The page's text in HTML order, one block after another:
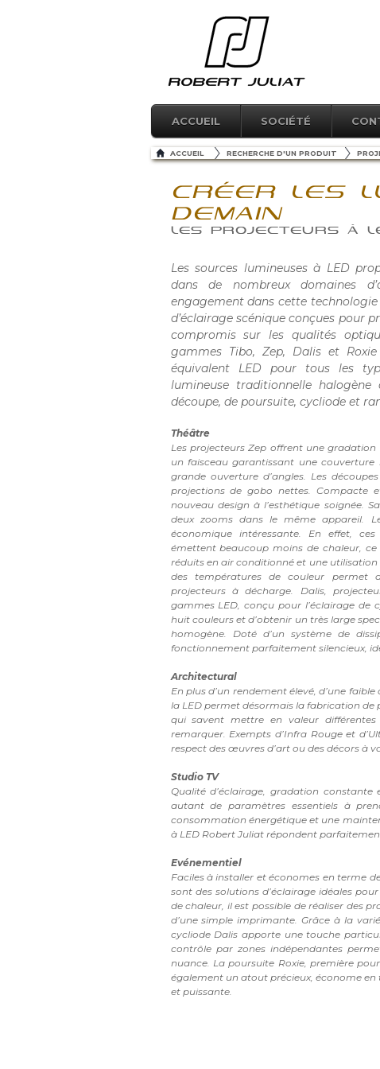
ACCUEIL SOCIÉTÉ
ACCUEIL RECHERCHE D'UN PRODUIT
CRÉER LES
DEMAIN
LES PROJECTEURS À
Les sources lumineuses à LED
dans de nombreux domaines
engagement dans cette
d’éclairage scénique conçues pour
compromis sur les qualités
gammes Tibo, Zep, Dalis et
équivalent LED pour tous les
lumineuse traditionnelle
découpe, de poursuite, cycliode et
Théâtre
Les projecteurs Zep offrent une
un faisceau garantissant une
grande ouverture d’angles. Les
projections de gobo nettes. Compacte
nouveau design à l’esthétique soignée.
deux zooms dans le même appareil.
économique intéressante. En effet,
émettent beaucoup moins de chaleur,
réduits en air conditionné et une
des températures de couleur permet
projecteurs à décharge. Dalis,
gammes LED, conçu pour l’éclairage de
huit couleurs et d’obtenir un très large
homogène. Doté d’un système de
fonctionnement parfaitement silencieux,
Architectural
En plus d’un rendement élevé, d’une
la LED permet désormais la fabrication
qui savent mettre en valeur
remarquer. Exempts d’Infra Rouge et
respect des œuvres d’art ou des décors à
Studio TV
Qualité d’éclairage, gradation
autant de paramètres essentiels à
consommation énergétique et une
à LED Robert Juliat répondent
Evénementiel
Faciles à installer et économes en terme
sont des solutions d’éclairage idéales
de chaleur, il est possible de réaliser des
d’une simple imprimante. Grâce à la
cycliode Dalis apporte une touche
contrôle par zones indépendantes
nuance. La poursuite Roxie, première
également un atout précieux, économe
et puissante.